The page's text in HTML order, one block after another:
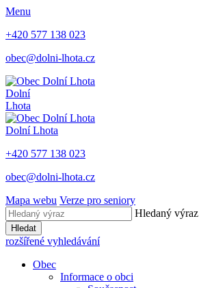
Menu
+420 577 138 023
obec@dolni-lhota.cz
Dolní
Lhota
Dolní Lhota
+420 577 138 023
obec@dolni-lhota.cz
Mapa webu Verze pro seniory
Hledaný výraz
Hledat
rozšířené vyhledávání
Obec
Informace o obci